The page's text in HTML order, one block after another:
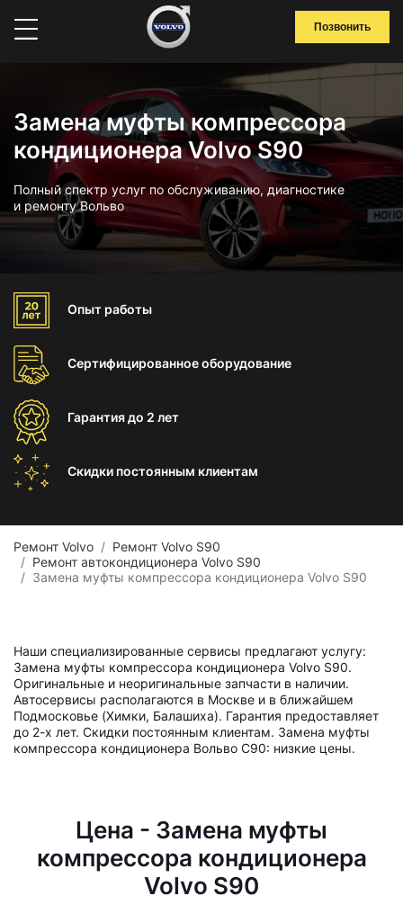
Позвонить
Замена муфты компрессора
кондиционера Volvo S90
Полный спектр услуг по обслуживанию, диагностике
и ремонту Вольво
Опыт работы
Сертифицированноеоборудование
Гарантиядо 2 лет
Скидки постоянным клиентам
Ремонт Volvo
Ремонт Volvo S90
Ремонт автокондиционера Volvo S90
Замена муфты компрессора кондиционера Volvo S90
Наши специализированные сервисы предлагают услугу:
Замена муфты компрессора кондиционера Volvo S90.
Оригинальные и неоригинальные запчасти в наличии.
Автосервисы располагаются в Москве и в ближайшем
Подмосковье (Химки, Балашиха). Гарантия предоставляет
до 2-х лет. Скидки постоянным клиентам. Замена муфты
компрессора кондиционера Вольво С90: низкие цены.
Цена - Замена муфты
компрессора кондиционера
Volvo S90